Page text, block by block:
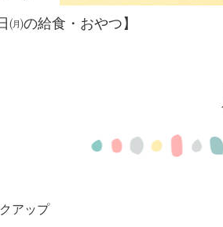
㈪の給食・おやつ】
アップ